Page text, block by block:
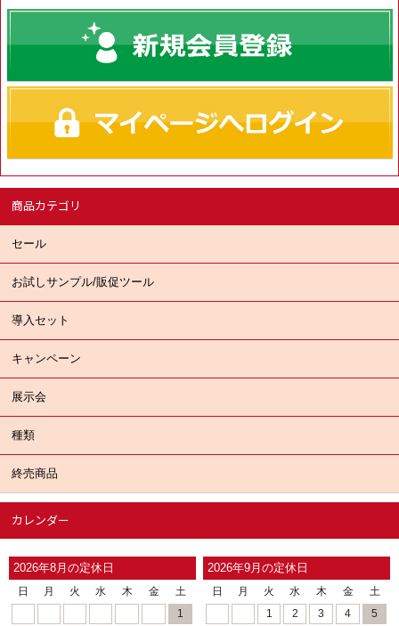
商品カテゴリ
セール
お試しサンプル/販促ツール
導入セット
キャンペーン
展示会
種類
終売商品
カレンダー
2026年8月の定休日
日 月 火 水 木 金
土
1
2026年9月の定休日
日 月 火 水 木 金
土
1
2 3 4 5